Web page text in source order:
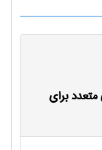
متعدد برای